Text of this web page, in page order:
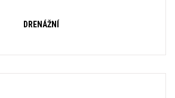
DRENÁŽNÍ